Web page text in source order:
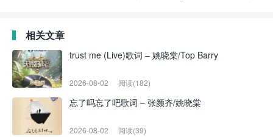
相关文章
trust me (Live)歌词 – 姚晓棠/Top Barry
2026-08-02 阅读(182)
忘了吗忘了吧歌词 – 张颜齐/姚晓棠
2026-08-02 阅读(39)